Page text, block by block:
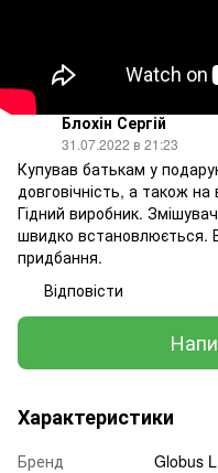
Блохін Сергій
31.07.2022 в 21:23
Купував батькам у
довговічність, а також на
Гідний виробник.
швидко встановлюється.
придбання.
Відповісти
Характеристики
Бренд
Globus